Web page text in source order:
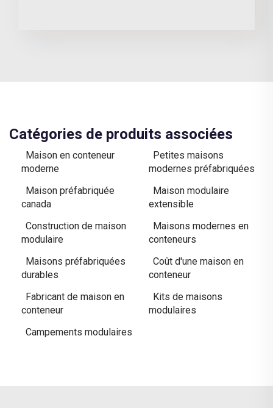
Catégories de produits associées
Maison en conteneur
moderne
Petites maisons
modernes préfabriquées
Maison préfabriquée
canada
Maison modulaire
extensible
Construction de maison
modulaire
Maisons modernes en
conteneurs
Maisons préfabriquées
durables
Coût d'une maison en
conteneur
Fabricant de maison en
conteneur
Kits de maisons
modulaires
Campements modulaires